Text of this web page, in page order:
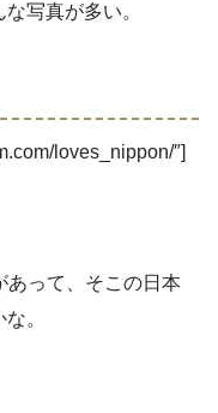
写真が多い。
loves_nippon/″]
あって、そこの日本
。